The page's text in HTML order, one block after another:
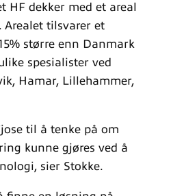
HF dekker med et areal
Arealet tilsvarer et
større enn Danmark
spesialister ved
Hamar, Lillehammer,
til å tenke på om
kunne gjøres ved å
sier Stokke.